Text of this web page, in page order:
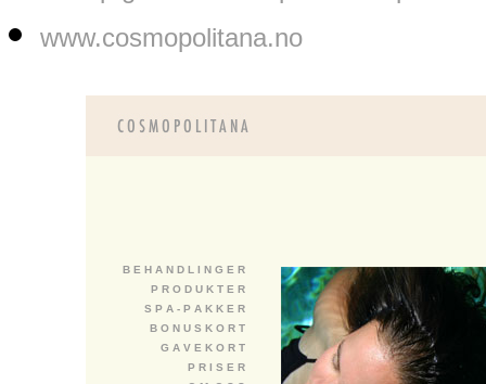
www.cosmopolitana.no
B E H A N D L I N G E R
P R O D U K T E R
S P A - P A K K E R
B O N U S K O R T
G A V E K O R T
P R I S E R